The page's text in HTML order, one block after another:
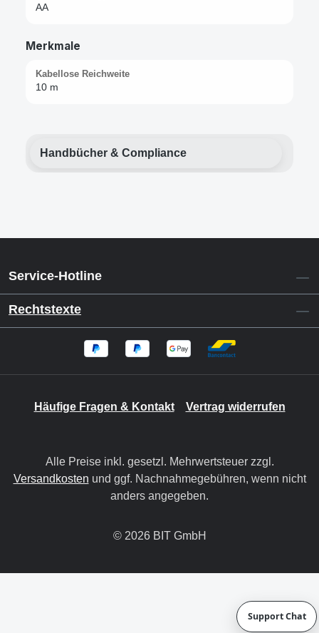
AA
Merkmale
Kabellose Reichweite
10 m
Handbücher & Compliance
Service-Hotline
Rechtstexte
Häufige Fragen & Kontakt Vertrag widerrufen
Alle Preise inkl. gesetzl. Mehrwertsteuer zzgl.
Versandkosten und ggf. Nachnahmegebühren, wenn nicht
anders angegeben.
© 2026 BIT GmbH
Support Chat